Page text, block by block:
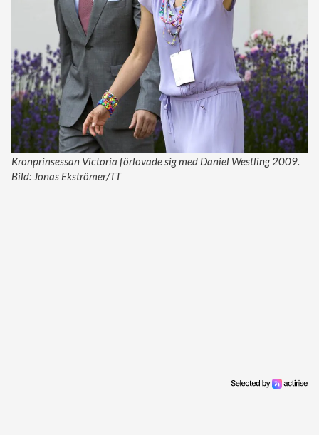
Kronprinsessan Victoria förlovade sig med Daniel Westling 2009.
Bild: Jonas Ekströmer/TT